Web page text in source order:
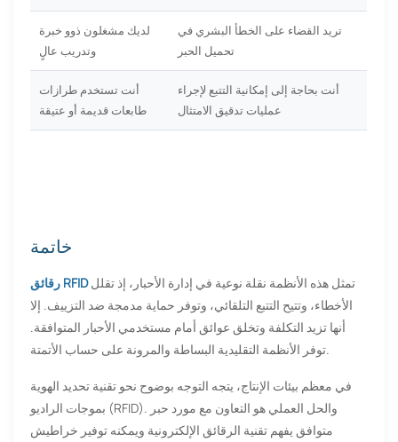
لديك مشغلون ذوو خبرة
وتدريب عالٍ
تريد القضاء على الخطأ البشري في
تحميل الحبر
أنت تستخدم طرازات
طابعات قديمة أو عتيقة
أنت بحاجة إلى إمكانية التتبع لإجراء
عمليات تدقيق الامتثال
خاتمة
رقائق RFIDتمثل هذه الأنظمة نقلة نوعية في إدارة الأحبار، إذ تقلل
الأخطاء، وتتيح التتبع التلقائي، وتوفر حماية مدمجة ضد التزييف. إلا
أنها تزيد التكلفة وتخلق عوائق أمام مستخدمي الأحبار المتوافقة.
توفر الأنظمة التقليدية البساطة والمرونة على حساب الأتمتة.
في معظم بيئات الإنتاج، يتجه التوجه بوضوح نحو تقنية تحديد الهوية
بموجات الراديو (RFID). والحل العملي هو التعاون مع مورد حبر
متوافق يفهم تقنية الرقائق الإلكترونية ويمكنه توفير خراطيش